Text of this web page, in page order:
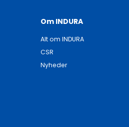
Om INDURA
Alt om INDURA
CSR
Nyheder